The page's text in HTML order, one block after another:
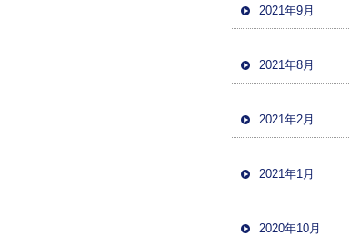
2021年9月
2021年8月
2021年2月
2021年1月
2020年10月